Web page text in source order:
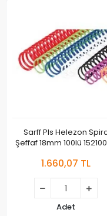
Sarff Pls Helezon
Şeffaf 18mm 100lü
1.660,07 TL
Adet